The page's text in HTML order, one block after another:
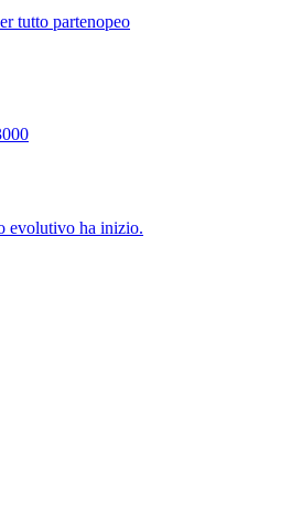
tutto partenopeo
evolutivo ha inizio.